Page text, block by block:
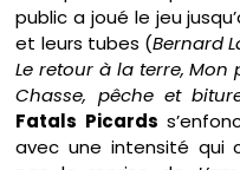
public a joué le jeu
et leurs tubes (Bernard
Le retour à la terre,
Chasse, pêche et
Fatals Picards
avec une intensité qui